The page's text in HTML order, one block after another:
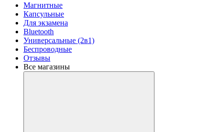
Магнитные
Капсульные
Для экзамена
Bluetooth
Универсальные (2в1)
Беспроводные
Отзывы
Все магазины